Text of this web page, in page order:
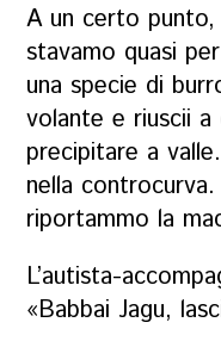
A un certo
stavamo quasi
una specie di
volante e riuscii
precipitare a
nella
riportammo la
L’autista-
«Babbai Jagu,